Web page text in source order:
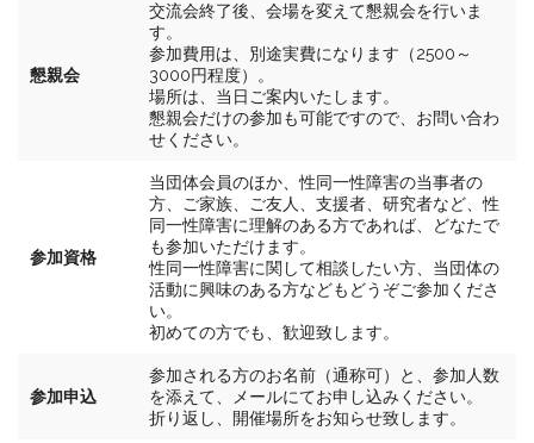
懇親会
交流会終了後、会場を変えて懇親会を行いま
す。
参加費用は、別途実費になります（2500～
3000円程度）。
場所は、当日ご案内いたします。
懇親会だけの参加も可能ですので、お問い合わ
せください。
参加資格
当団体会員のほか、性同一性障害の当事者の
方、ご家族、ご友人、支援者、研究者など、性
同一性障害に理解のある方であれば、どなたで
も参加いただけます。
性同一性障害に関して相談したい方、当団体の
活動に興味のある方などもどうぞご参加くださ
い。
初めての方でも、歓迎致します。
参加申込
参加される方のお名前（通称可）と、参加人数
を添えて、メールにてお申し込みください。
折り返し、開催場所をお知らせ致します。